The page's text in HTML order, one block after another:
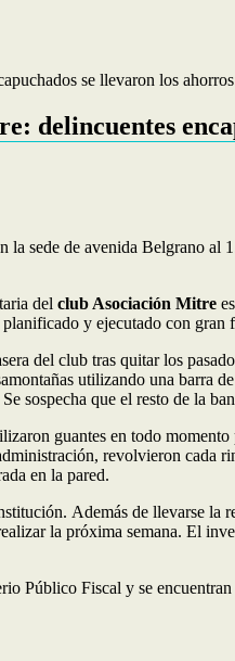
se llevaron los
delincuentes
sede de avenida Belgrano
del club Asociación Mitre
y ejecutado con gran
del club tras quitar los
utilizando una barra
sospecha que el resto de la
guantes en todo
revolvieron cada
en la pared.
Además de llevarse
la próxima semana. El
Público Fiscal y se